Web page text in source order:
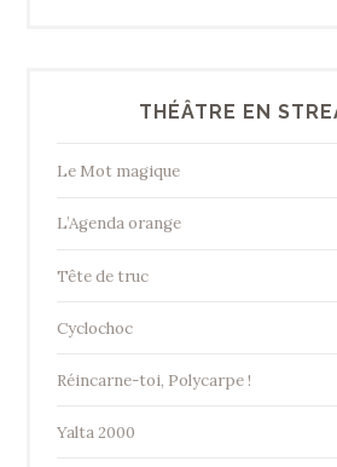
THÉÂTRE EN
Le Mot magique
L’Agenda orange
Tête de truc
Cyclochoc
Réincarne-toi, Polycarpe !
Yalta 2000